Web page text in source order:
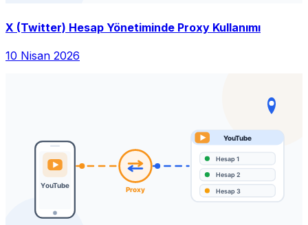
X (Twitter) Hesap Yönetiminde Proxy Kullanımı
10 Nisan 2026